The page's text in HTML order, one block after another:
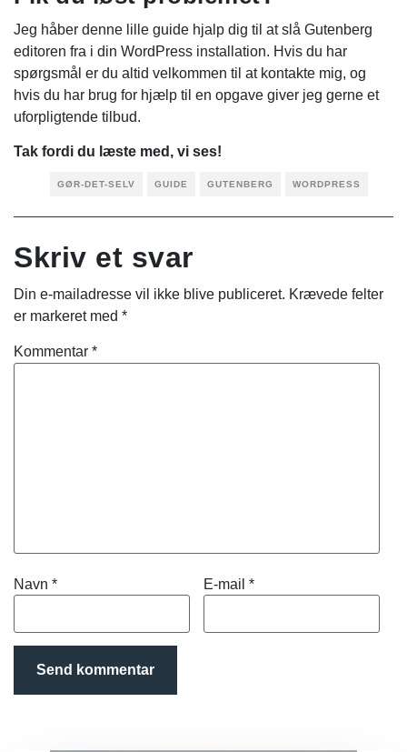
Jeg håber denne lille guide hjalp dig til at slå Gutenberg
editoren fra i din WordPress installation. Hvis du har
spørgsmål er du altid velkommen til at kontakte mig, og
hvis du har brug for hjælp til en opgave giver jeg gerne et
uforpligtende tilbud.
Tak fordi du læste med, vi ses!
GØR-DET-SELV GUIDE GUTENBERG WORDPRESS
Skriv et svar
Din e-mailadresse vil ikke blive publiceret. Krævede felter
er markeret med *
Kommentar *
Navn * E-mail *